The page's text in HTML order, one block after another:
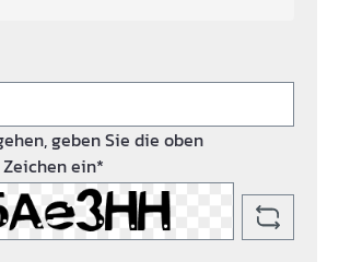
geben Sie die oben
ein*